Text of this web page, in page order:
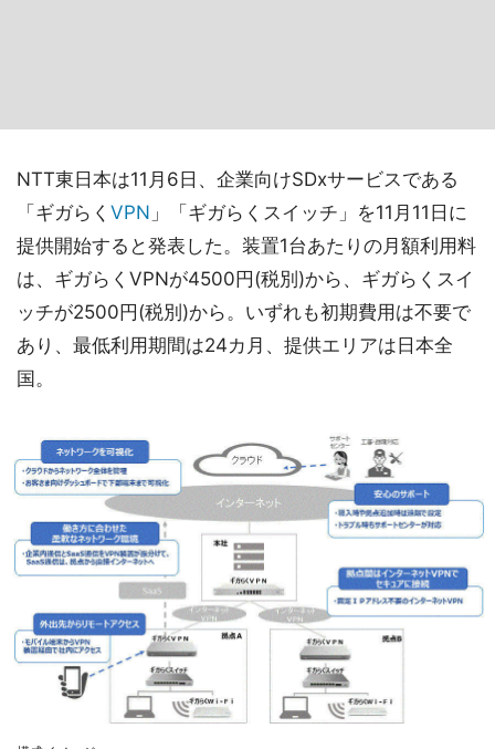
NTT東日本は11月6日、企業向けSDxサービスである
「ギガらく VPN 」「ギガらくスイッチ」を11月11日に
提供開始すると発表した。装置1台あたりの月額利用料
は、ギガらくVPNが4500円(税別)から、ギガらくスイ
ッチが2500円(税別)から。いずれも初期費用は不要で
あり、最低利用期間は24カ月、提供エリアは日本全
国。